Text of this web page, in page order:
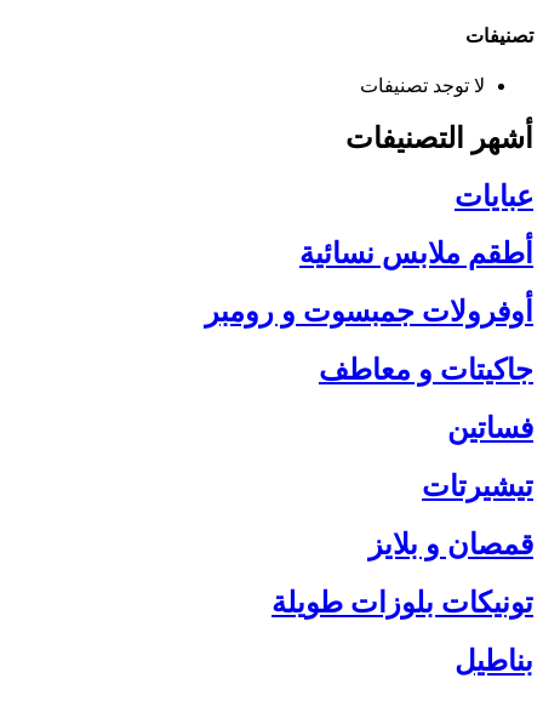
تصنيفات
لا توجد تصنيفات
أشهر التصنيفات
عبايات
أطقم ملابس نسائية
أوفرولات جمبسوت و رومبر
جاكيتات و معاطف
فساتين
تيشيرتات
قمصان و بلايز
تونيكات بلوزات طويلة
بناطيل